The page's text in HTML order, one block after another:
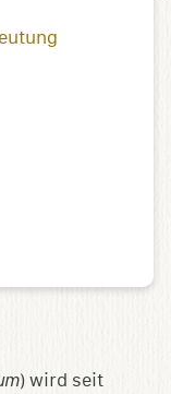
) wird seit